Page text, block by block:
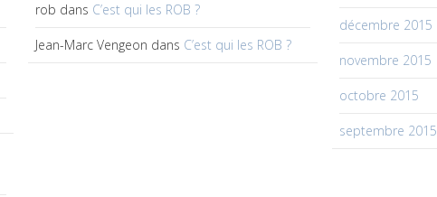
rob dans C’est qui les ROB ?
Jean-Marc Vengeon dans C’est qui les ROB ?
décembre 2015
novembre 2015
octobre 2015
septembre 2015